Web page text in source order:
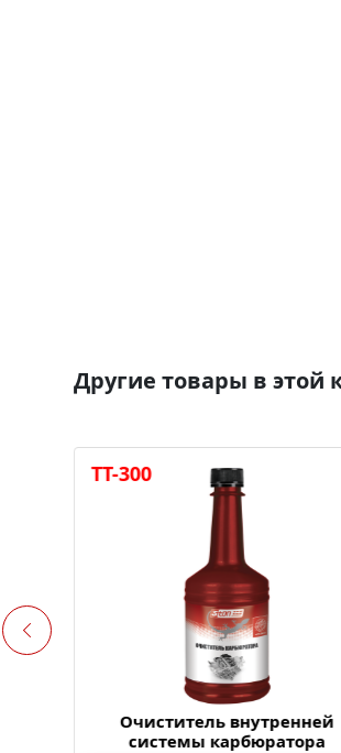
Другие товары в этой
TT-300
Очиститель внутренней
системы карбюратора